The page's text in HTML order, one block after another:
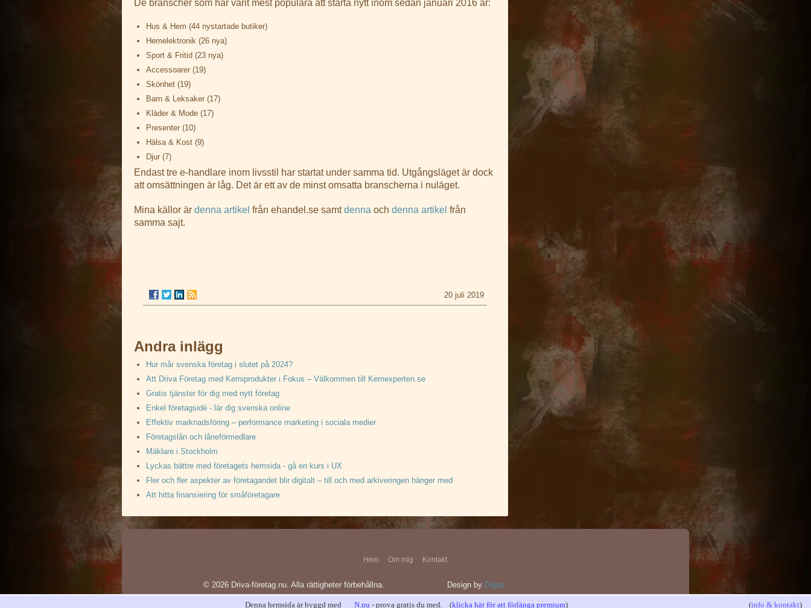
De branscher som har varit mest populära att starta nytt inom sedan januari 2016 är:
Hus & Hem (44 nystartade butiker)
Hemelektronik (26 nya)
Sport & Fritid (23 nya)
Accessoarer (19)
Skönhet (19)
Barn & Leksaker (17)
Kläder & Mode (17)
Presenter (10)
Hälsa & Kost (9)
Djur (7)
Endast tre e-handlare inom livsstil har startat under samma tid. Utgångsläget är dock
att omsättningen är låg. Det är ett av de minst omsatta branscherna i nuläget.
Mina källor är denna artikel från ehandel.se samtdenna och denna artikel från
samma sajt.
20 juli 2019
Andra inlägg
Hur mår svenska företag i slutet på 2024?
Att Driva Företag med Kemiprodukter i Fokus – Välkommen till Kemexperten.se
Gratis tjänster för dig med nytt företag
Enkel företagsidé - lär dig svenska online
Effektiv marknadsföring – performance marketing i sociala medier
Företagslån och låneförmedlare
Mäklare i Stockholm
Lyckas bättre med företagets hemsida - gå en kurs i UX
Fler och fler aspekter av företagandet blir digitalt – till och med arkiveringen hänger med
Att hitta finansiering för småföretagare
Hem Om mig Kontakt
© 2026 Driva-företag.nu. Alla rättigheter förbehållna. Design by Dejoe
Denna hemsida är byggd med N.nu - prova gratis du med. (klicka här för att förlänga premium) (info & kontakt)